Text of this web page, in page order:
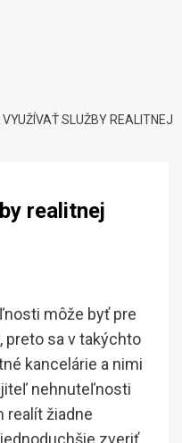
VYUŽÍVAŤ SLUŽBY REALITNEJ
realitnej
môže byť pre
sa v takýchto
kancelárie a nimi
nehnuteľnosti
realít žiadne
zveriť